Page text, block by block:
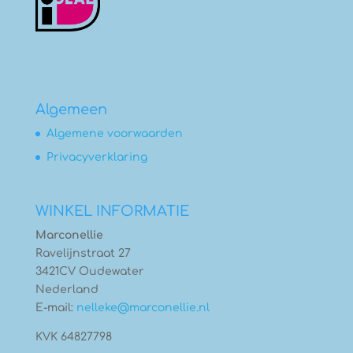
Algemeen
Algemene voorwaarden
Privacyverklaring
WINKEL INFORMATIE
Marconellie
Ravelijnstraat 27
3421CV Oudewater
Nederland
E-mail: nelleke@marconellie.nl
KVK 64827798